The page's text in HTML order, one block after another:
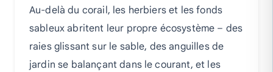
Au-delà du corail, les herbiers et les fonds
sableux abritent leur propre écosystème – des
raies glissant sur le sable, des anguilles de
jardin se balançant dans le courant, et les